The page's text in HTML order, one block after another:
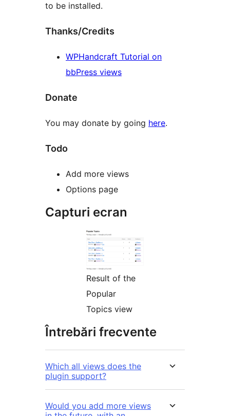
to be installed.
Thanks/Credits
WPHandcraft Tutorial on
bbPress views
Donate
You may donate by going here.
Todo
Add more views
Options page
Capturi ecran
Result of the
Popular
Topics view
Întrebări frecvente
Which all views does the
plugin support?
Would you add more views